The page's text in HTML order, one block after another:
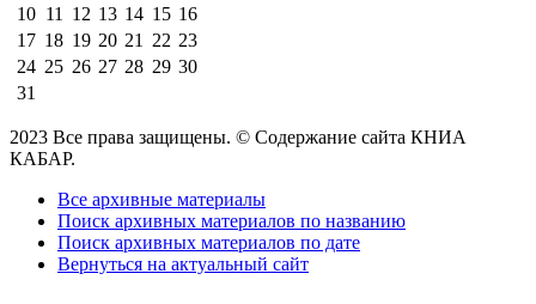
10 11 12 13 14 15 16
17 18 19 20 21 22 23
24 25 26 27 28 29 30
31
2023 Все права защищены. © Содержание сайта КНИА
КАБАР.
Все архивные материалы
Поиск архивных материалов по названию
Поиск архивных материалов по дате
Вернуться на актуальный сайт